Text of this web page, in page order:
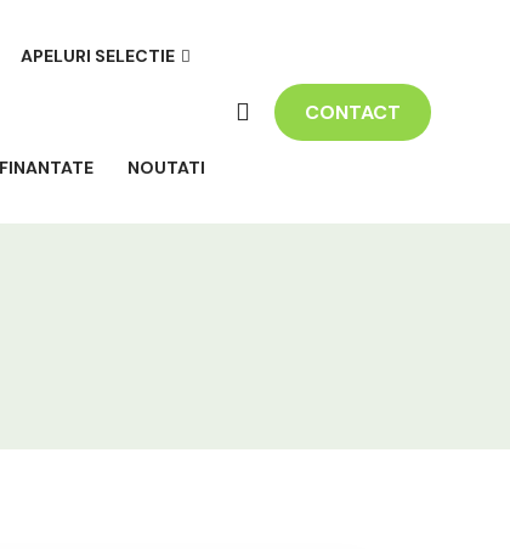
APELURI SELECTIE
NOUTATI
CONTACT